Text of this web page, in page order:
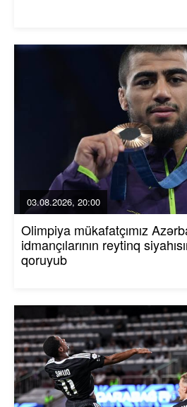
03.08.2026, 20:00
Olimpiya mükafatçımız
idmançılarının reytinq
qoruyub